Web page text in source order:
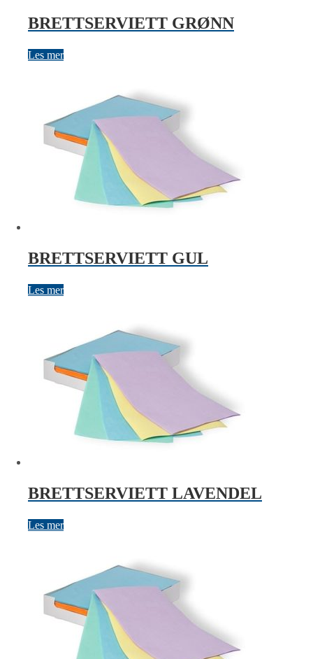
BRETTSERVIETT GRØNN
Les mer
BRETTSERVIETT GUL
Les mer
BRETTSERVIETT LAVENDEL
Les mer